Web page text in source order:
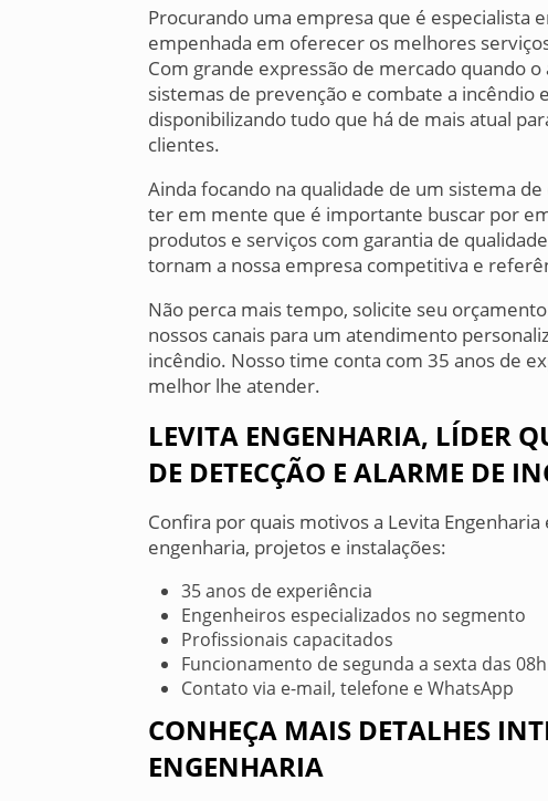
Procurando uma empresa que é especialista
empenhada em oferecer os melhores
Com grande expressão de mercado quando
sistemas de prevenção e combate a incêndio
disponibilizando tudo que há de mais atual
clientes.
Ainda focando na qualidade de um sistema
ter em mente que é importante buscar por
produtos e serviços com garantia de
tornam a nossa empresa competitiva e
Não perca mais tempo, solicite seu
nossos canais para um atendimento
incêndio. Nosso time conta com 35 anos de
melhor lhe atender.
LEVITA ENGENHARIA, LÍDER
DE DETECÇÃO E ALARME DE
Confira por quais motivos a Levita
engenharia, projetos e instalações:
35 anos de experiência
Engenheiros especializados no segmento
Profissionais capacitados
Funcionamento de segunda a sexta das
Contato via e-mail, telefone e WhatsApp
CONHEÇA MAIS DETALHES
ENGENHARIA